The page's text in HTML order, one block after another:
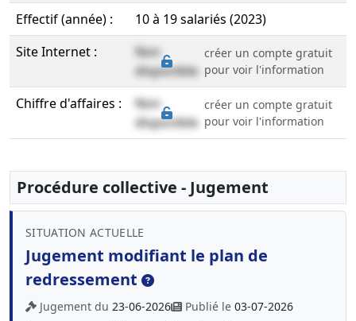
Effectif (année) :
10 à 19 salariés (2023)
Site Internet :
Non
disponible
créer un compte gratuit
pour voir l'information
Chiffre d'affaires :
Non
disponible
créer un compte gratuit
pour voir l'information
Procédure collective - Jugement
SITUATION ACTUELLE
Jugement modifiant le plan de
redressement
Jugement du 23-06-2026 Publié le 03-07-2026